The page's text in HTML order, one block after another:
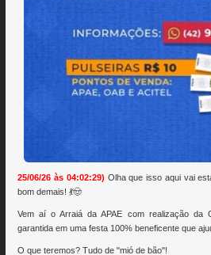
25/06/26 às 04:02:29) Olha que isso aqui vai
bom demais! 💃🤠
Vem aí o Arraiá da APAE com realização da
garantida em uma festa 100% beneficente que
O que teremos? Tudo de "mió de bão"!